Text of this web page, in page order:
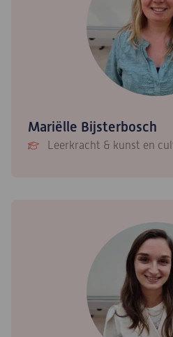
Mariëlle Bijsterbosch
Leerkracht & kunst en